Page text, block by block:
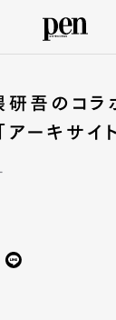
研吾のコラ
アーキサイ